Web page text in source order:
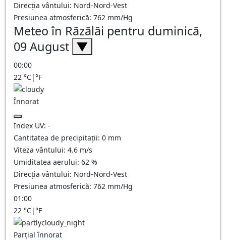
Direcția vântului: Nord-Nord-Vest
Presiunea atmosferică: 762 mm/Hg
Meteo în Răzălăi pentru duminică,
09 August ▼
00:00
22 °C|°F
Înnorat
Index UV: -
Cantitatea de precipitații: 0 mm
Viteza vântului: 4.6 m/s
Umiditatea aerului: 62 %
Direcția vântului: Nord-Nord-Vest
Presiunea atmosferică: 762 mm/Hg
01:00
22 °C|°F
Parțial înnorat